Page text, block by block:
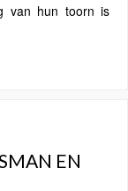
van hun toorn is
EN